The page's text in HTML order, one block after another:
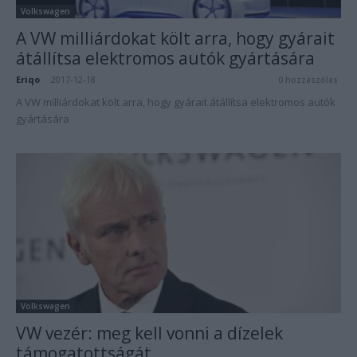
Volkswagen
A VW milliárdokat költ arra, hogy gyárait
átállítsa elektromos autók gyártására
Eriqo 2017-12-18 0 hozzászólás
A VW milliárdokat költ arra, hogy gyárait átállítsa elektromos autók
gyártására
Volkswagen
VW vezér: meg kell vonni a dízelek